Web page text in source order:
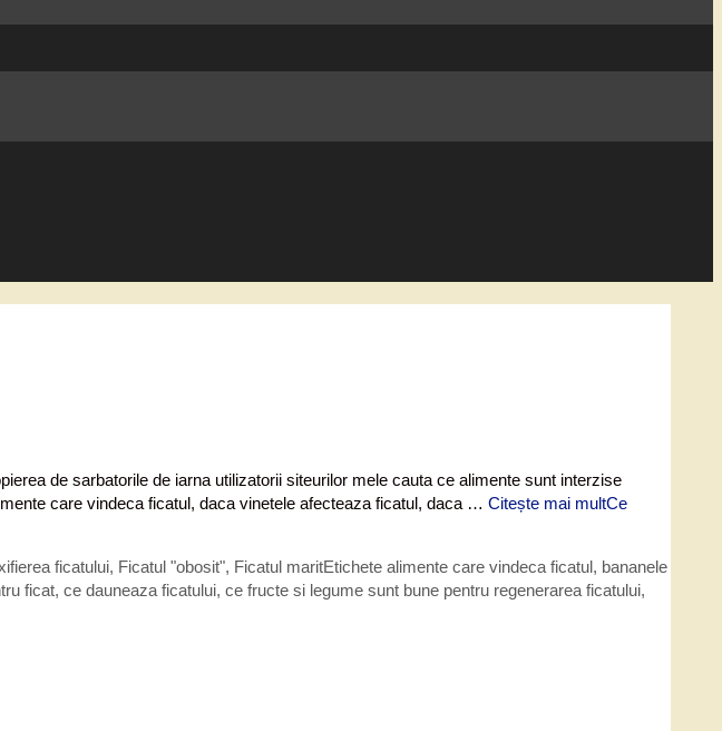
de sarbatorile de iarna utilizatorii siteurilor mele cauta ce alimente sunt interzise
care vindeca ficatul, daca vinetele afecteaza ficatul, daca … Citește mai multCe
ficatului, Ficatul "obosit", Ficatul maritEtichete alimente care vindeca ficatul, bananele
ficat, ce dauneaza ficatului, ce fructe si legume sunt bune pentru regenerarea ficatului,